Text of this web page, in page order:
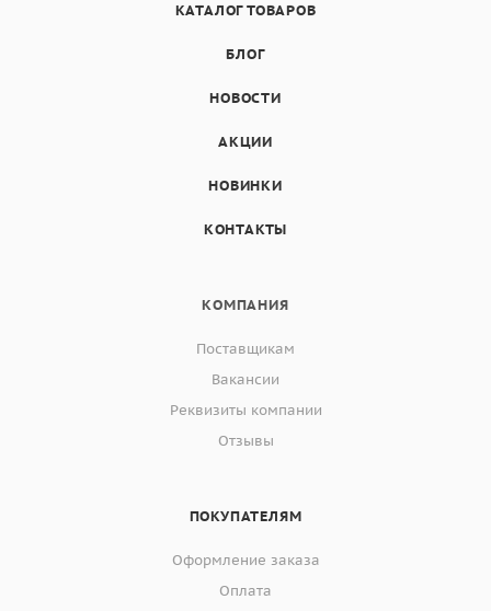
КАТАЛОГ ТОВАРОВ
БЛОГ
НОВОСТИ
АКЦИИ
НОВИНКИ
КОНТАКТЫ
КОМПАНИЯ
Поставщикам
Вакансии
Реквизиты компании
Отзывы
ПОКУПАТЕЛЯМ
Оформление заказа
Оплата